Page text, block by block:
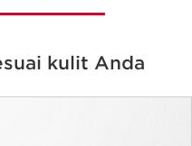
kulit Anda